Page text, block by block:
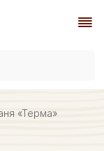
«Терма»